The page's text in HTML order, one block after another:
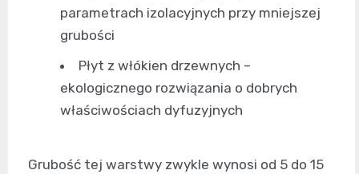
parametrach izolacyjnych przy mniejszej
grubości
Płyt z włókien drzewnych –
ekologicznego rozwiązania o dobrych
właściwościach dyfuzyjnych
Grubość tej warstwy zwykle wynosi od 5 do 15